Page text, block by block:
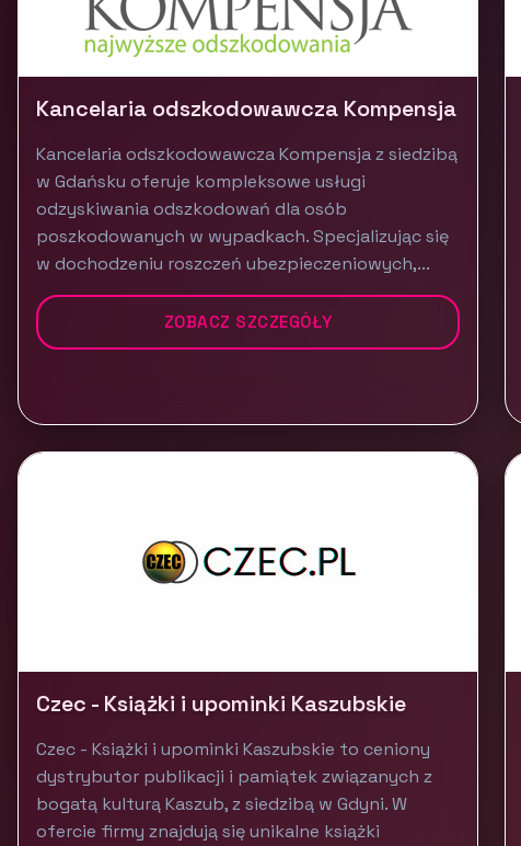
Kancelaria odszkodowawcza Kompensja
Kancelaria odszkodowawcza Kompensja z siedzibą
w Gdańsku oferuje kompleksowe usługi
odzyskiwania odszkodowań dla osób
poszkodowanych w wypadkach. Specjalizując się
w dochodzeniu roszczeń ubezpieczeniowych,...
ZOBACZ SZCZEGÓŁY
Czec - Książki i upominki Kaszubskie
Czec - Książki i upominki Kaszubskie to ceniony
dystrybutor publikacji i pamiątek związanych z
bogatą kulturą Kaszub, z siedzibą w Gdyni. W
ofercie firmy znajdują się unikalne książki